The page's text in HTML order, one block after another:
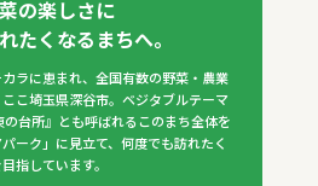
の楽しさに
たくなるまちへ。
ラに恵まれ、全国有数の野菜・農業
こ埼玉県深谷市。ベジタブルテーマ
台所』とも呼ばれるこのまち全体を
ーク」に見立て、何度でも訪れたく
指しています。